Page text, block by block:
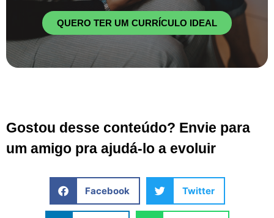
QUERO TER UM CURRÍCULO IDEAL
Gostou desse conteúdo? Envie para
um amigo pra ajudá-lo a evoluir
Facebook Twitter